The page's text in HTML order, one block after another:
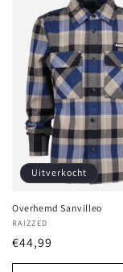
Uitverkocht
Overhemd Sanvilleo
Verkoper:
RAIZZED
Normale
prijs
€44,99